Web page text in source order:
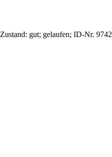
Zustand: gut; gelaufen; ID-Nr. 9742